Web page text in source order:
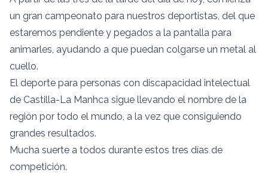
un gran campeonato para nuestros deportistas, del que
estaremos pendiente y pegados a la pantalla para
animarles, ayudando a que puedan colgarse un metal al
cuello.
El deporte para personas con discapacidad intelectual
de Castilla-La Manhca sigue llevando el nombre de la
región por todo el mundo, a la vez que consiguiendo
grandes resultados.
Mucha suerte a todos durante estos tres días de
competición.